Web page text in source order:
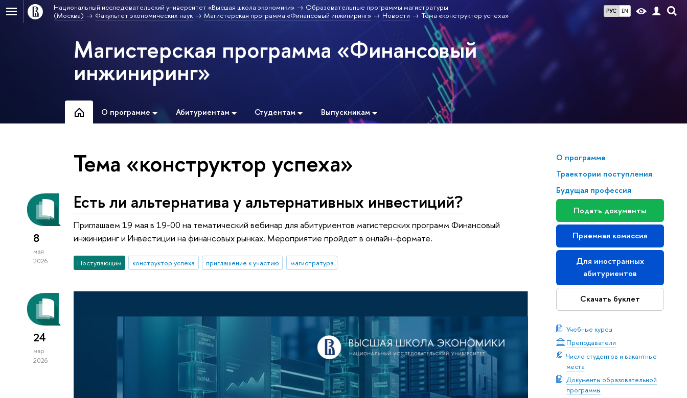
РУС EN
Национальный исследовательский университет «Высшая школа экономики»
Образовательные программы магистратуры
(Москва)
Факультет экономических наук Магистерская программа «Финансовый инжиниринг» Новости Тема «конструктор успеха»
Магистерская программа «Финансовый
инжиниринг»
О программе Абитуриентам Студентам Выпускникам
О программе
Траектории поступления
Будущая профессия
Подать документы
Приемная комиссия
Для иностранных
абитуриентов
Скачать буклет
Учебные курсы
Преподаватели
Число студентов и вакантные
места
Документы образовательной
программы
Тема «конструктор успеха»
8
мая
2026
Есть ли альтернатива у альтернативных инвестиций?
Приглашаем 19 мая в 19-00 на тематический вебинар для абитуриентов магистерских программ Финансовый
инжиниринг и Инвестиции на финансовых рынках. Мероприятие пройдет в онлайн-формате.
Поступающим конструктор успеха приглашение к участию магистратура
24
мар
2026